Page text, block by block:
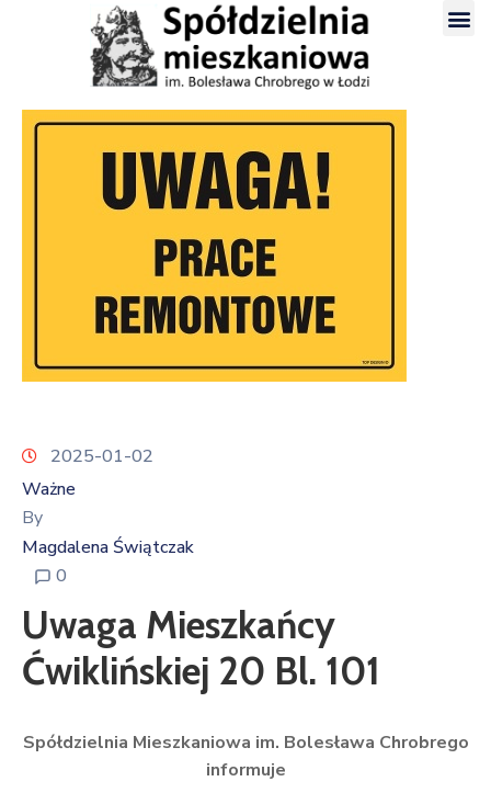
2025-01-02
Ważne
By
Magdalena Świątczak
0
Uwaga Mieszkańcy
Ćwiklińskiej 20 Bl. 101
Spółdzielnia Mieszkaniowa im. Bolesława Chrobrego
informuje